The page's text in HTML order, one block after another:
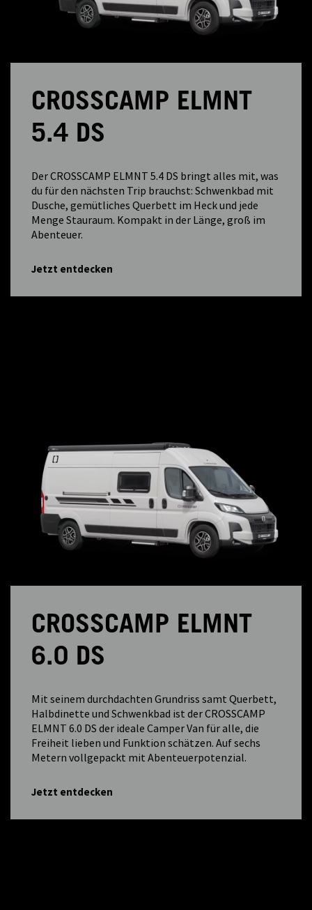
CROSSCAMP ELMNT
5.4 DS
Der CROSSCAMP ELMNT 5.4 DS bringt alles mit, was
du für den nächsten Trip brauchst: Schwenkbad mit
Dusche, gemütliches Querbett im Heck und jede
Menge Stauraum. Kompakt in der Länge, groß im
Abenteuer.
Jetzt entdecken
CROSSCAMP ELMNT
6.0 DS
Mit seinem durchdachten Grundriss samt Querbett,
Halbdinette und Schwenkbad ist der CROSSCAMP
ELMNT 6.0 DS der ideale Camper Van für alle, die
Freiheit lieben und Funktion schätzen. Auf sechs
Metern vollgepackt mit Abenteuerpotenzial.
Jetzt entdecken